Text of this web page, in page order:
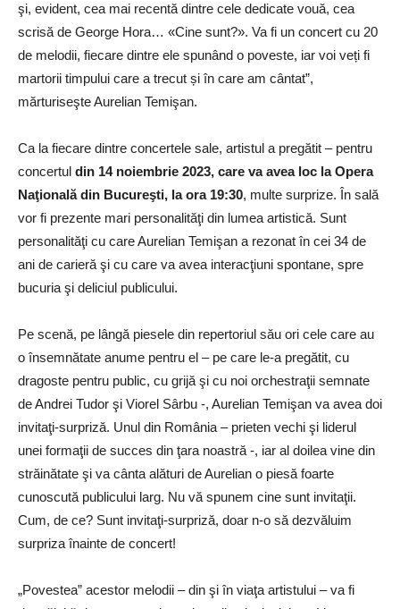
şi, evident, cea mai recentă dintre cele dedicate vouă, cea
scrisă de George Hora… «Cine sunt?». Va fi un concert cu 20
de melodii, fiecare dintre ele spunând o poveste, iar voi veți fi
martorii timpului care a trecut și în care am cântat”,
mărturiseşte Aurelian Temişan.
Ca la fiecare dintre concertele sale, artistul a pregătit – pentru
concertul din 14 noiembrie 2023, care va avea loc la Opera
Naţională din Bucureşti, la ora 19:30, multe surprize. În sală
vor fi prezente mari personalităţi din lumea artistică. Sunt
personalităţi cu care Aurelian Temişan a rezonat în cei 34 de
ani de carieră şi cu care va avea interacţiuni spontane, spre
bucuria şi deliciul publicului.
Pe scenă, pe lângă piesele din repertoriul său ori cele care au
o însemnătate anume pentru el – pe care le-a pregătit, cu
dragoste pentru public, cu grijă şi cu noi orchestraţii semnate
de Andrei Tudor şi Viorel Sârbu -, Aurelian Temişan va avea doi
invitaţi-surpriză. Unul din România – prieten vechi şi liderul
unei formaţii de succes din ţara noastră -, iar al doilea vine din
străinătate şi va cânta alături de Aurelian o piesă foarte
cunoscută publicului larg. Nu vă spunem cine sunt invitaţii.
Cum, de ce? Sunt invitaţi-surpriză, doar n-o să dezvăluim
surpriza înainte de concert!
„Povestea” acestor melodii – din şi în viaţa artistului – va fi